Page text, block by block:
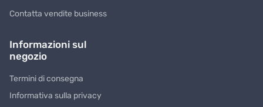
Contatta vendite business
Informazioni sul
negozio
Termini di consegna
Informativa sulla privacy